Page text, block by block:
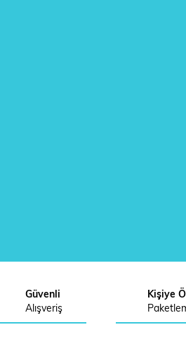
Güvenli
Alışveriş
Kişiye